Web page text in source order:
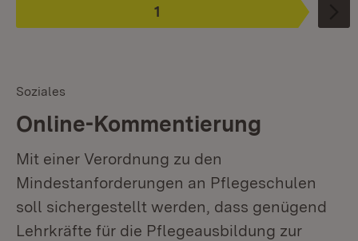
Phase
1
:
Soziales
Online-Kommentierung
Mit einer Verordnung zu den
Mindestanforderungen an Pflegeschulen
soll sichergestellt werden, dass genügend
Lehrkräfte für die Pflegeausbildung zur